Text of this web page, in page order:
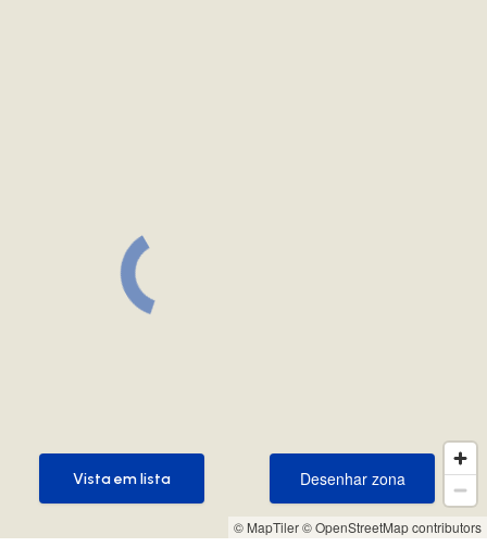
© MapTiler© OpenStreetMap contributors
Desenhar zona
Desenhar zona
Vista em lista
Vista em lista